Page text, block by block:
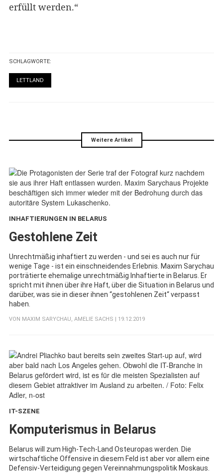
erfüllt werden.“
SCHLAGWORTE:
LETTLAND
Weitere Artikel
INHAFTIERUNGEN IN BELARUS
Gestohlene Zeit
Unrechtmäßig inhaftiert zu werden - und sei es auch nur für
wenige Tage - ist ein einschneidendes Erlebnis. Maxim Sarychau
porträtierte ehemalige unrechtmäßig Inhaftierte in Belarus. Er
spricht mit ihnen über ihre Haft, über die Situation in Belarus und
darüber, was sie in dieser ihnen “gestohlenen Zeit“ verpasst
haben.
VON MAXIM SARYCHAU, AMELIE SACHS | 19.12.2019
IT-SZENE
Komputerismus in Belarus
Belarus will zum High-Tech-Land Osteuropas werden. Die
wirtschaftliche Offensive in diesem Feld ist aber vor allem eine
Defensiv-Verteidigung gegen Vereinnahmungspolitik Moskaus.